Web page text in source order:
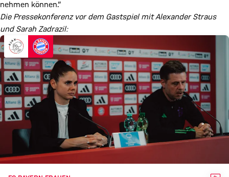
nehmen können.“
Die Pressekonferenz vor dem Gastspiel mit Alexander Straus
und Sarah Zadrazil: